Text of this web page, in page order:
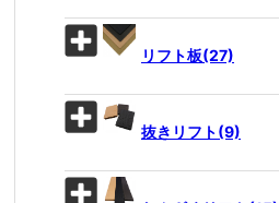
リフト板(27)
抜きリフト(9)